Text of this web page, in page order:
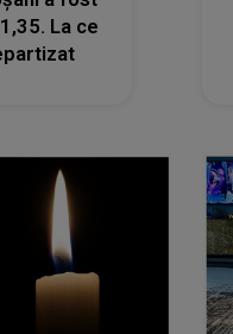
La ce